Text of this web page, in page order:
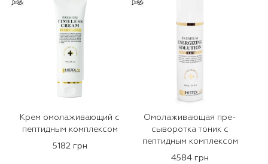
Крем омолаживающий с
пептидным комплексом
5182 грн
Омолаживающая пре-
сыворотка тоник с
пептидным комплексом
4584 грн